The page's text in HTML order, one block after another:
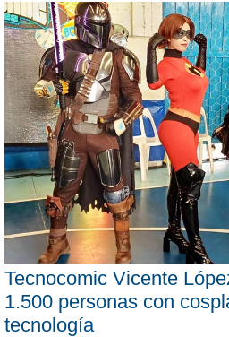
Tecnocomic Vicente
1.500 personas con
tecnología